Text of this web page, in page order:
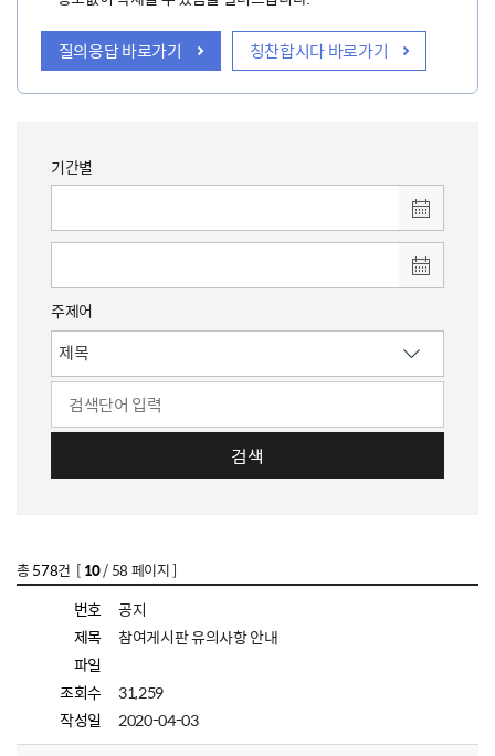
질의응답 바로가기 칭찬합시다 바로가기
기간별
주제어
검색
총578건 [ 10/ 58 페이지 ]
번호
공지
제목
참여게시판 유의사항 안내
파일
조회수
31,259
작성일
2020-04-03